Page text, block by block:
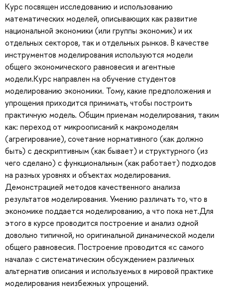
Курс посвящен исследованию и использованию
математических моделей, описывающих как развитие
национальной экономики (или группы экономик) и их
отдельных секторов, так и отдельных рынков. В качестве
инструментов моделирования используются модели
общего экономического равновесия и агентные
модели.Курс направлен на обучение студентов
моделированию экономики. Тому, какие предположения и
упрощения приходится принимать, чтобы построить
практичную модель. Общим приемам моделирования, таким
как: переход от микроописаний к макромоделям
(агрегирование), сочетание нормативного (как должно
быть) с дескриптивным (как бывает) и структурного (из
чего сделано) с функциональным (как работает) подходов
на разных уровнях и объектах моделирования.
Демонстрацией методов качественного анализа
результатов моделирования. Умению различать то, что в
экономике поддается моделированию, а что пока нет.Для
этого в курсе проводится построение и анализ одной
довольно типичной, но оригинальной динамической модели
общего равновесия. Построение проводится «с самого
начала» с систематическим обсуждением различных
альтернатив описания и используемых в мировой практике
моделирования неизбежных упрощений.